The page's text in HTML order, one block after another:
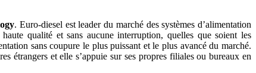
. Euro-diesel est leader du marché des systèmes d’alimentation
qualité et sans aucune interruption, quelles que soient les
sans coupure le plus puissant et le plus avancé du marché.
étrangers et elle s’appuie sur ses propres filiales ou bureaux en